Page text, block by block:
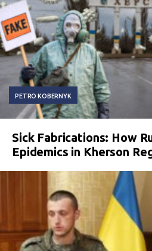
PETRO KOBERNYK
Sick Fabrications: How
Epidemics in Kherson